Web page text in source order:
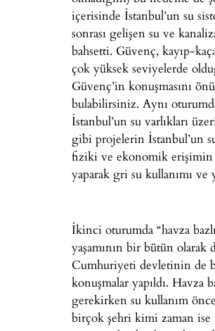
içerisinde İstanbul’un su
sonrası gelişen su ve
bahsetti. Güvenç, kayıp-
çok yüksek seviyelerde
Güvenç’in konuşmasını
bulabilirsiniz. Aynı
İstanbul’un su varlıkları
gibi projelerin İstanbul’un
fiziki ve ekonomik erişimin
yaparak gri su kullanımı
İkinci oturumda “havza
yaşamının bir bütün
Cumhuriyeti devletinin de
konuşmalar yapıldı. Havza
gerekirken su kullanım
birçok şehri kimi zaman ise